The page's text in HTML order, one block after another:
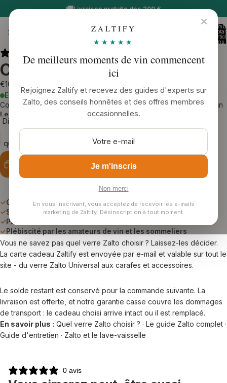
🚚Livraison gratuite dès 200 €
Zaltify
total
dans
Ouvrir
l’image
en
plein
écran
Carte cadeau Zaltify
€100,00
En stock- livraison estimée: mercredi 12 août
Commandez maintenant et nous expédions votre commande demain
Les frais de livraison sont de 10 €
Diminuer
la
quantité
Plus de moyens de paiement
✓Garantie casse - dommages de transport couverts
✓Soufflé à la bouche et fait main en Autriche
✓Passe au lave-vaisselle
✓Plébiscité par les amateurs de vin et les sommeliers
Vous ne savez pas quel verre Zalto choisir ? Laissez-les décider.
La carte cadeau Zaltify est envoyée par e-mail et valable sur tout le
site - du verre Zalto Universal aux carafes et accessoires.
Le solde restant est conservé pour la commande suivante. La
livraison est offerte, et notre garantie casse couvre les dommages
de transport : le cadeau choisi arrive intact ou il est remplacé.
En savoir plus : Quel verre Zalto choisir ? · Le guide Zalto complet ·
Guide d'entretien · Zalto et le lave-vaisselle
0 avis
×
ZALTIFY
★★★★★
De meilleurs moments de vin commencent
ici
Rejoignez Zaltify et recevez des guides d'experts sur
Zalto, des conseils honnêtes et des offres membres
occasionnelles.
Je m'inscris
Non merci
En vous inscrivant, vous acceptez de recevoir les e-mails
marketing de Zaltify. Désinscription à tout moment.